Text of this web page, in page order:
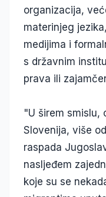
organizacija,
materinjeg
medijima i
s državnim
prava ili
"U širem smislu,
Slovenija, više
raspada
nasljeđem
koje su se